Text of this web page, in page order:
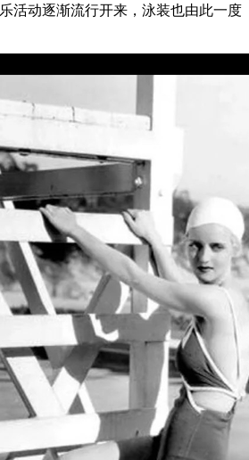
活动逐渐流行开来，泳装也由此一度